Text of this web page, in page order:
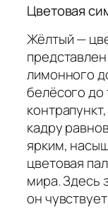
Цветовая
Жёлтый —
лимонного
белёсого до
кадру
ярким,
цветовая
мира. Здесь
он